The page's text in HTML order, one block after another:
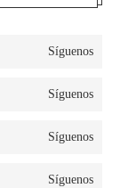
Síguenos
Síguenos
Síguenos
Síguenos